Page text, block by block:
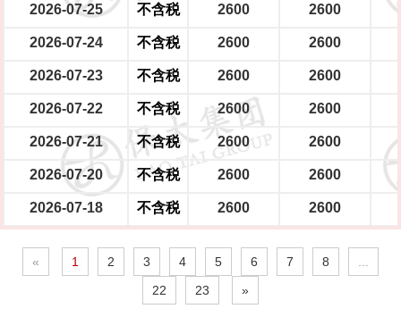
2026-07-25 不含税 2600 2600
2026-07-24 不含税 2600 2600
2026-07-23 不含税 2600 2600
2026-07-22 不含税 2600 2600
2026-07-21 不含税 2600 2600
2026-07-20 不含税 2600 2600
2026-07-18 不含税 2600 2600
« 1 2 3 4 5 6 7 8
22
23 »